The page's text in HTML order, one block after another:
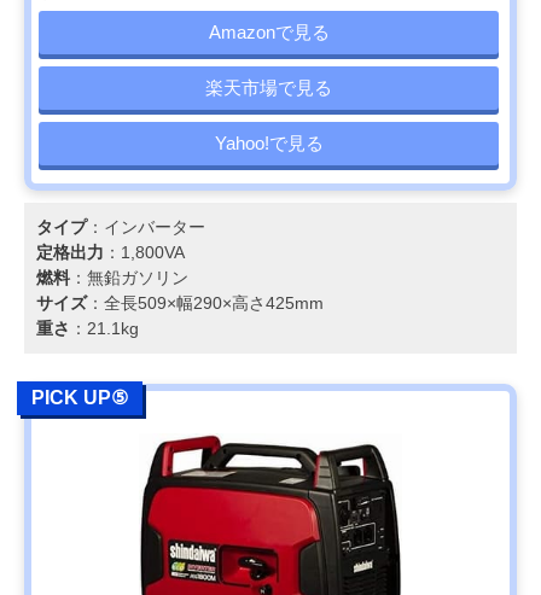
Amazonで見る
楽天市場で見る
Yahoo!で見る
タイプ：インバーター
定格出力 ：1,800VA
燃料 ：無鉛ガソリン
サイズ：全長509×幅290×高さ425mm
重さ ：21.1kg
PICK UP⑤